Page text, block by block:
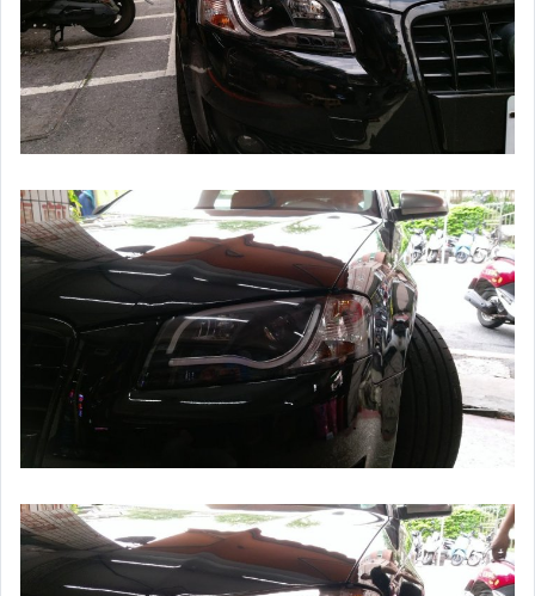
盲點偵測 系統
避震器彈簧緩衝墊
後視鏡自動 收折 展開
倒車鏡頭 專用型
正向(前置) 鏡頭
GPS 測速器★雷射防護罩
行車紀錄器
日行燈 專用型
日行燈 通用型
LED 大燈 霧燈
HID 氙氣大燈 霧燈